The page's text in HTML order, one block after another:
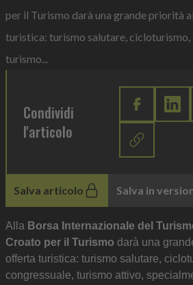
per il Turismo darà una grande priorità
turistica: turismo salutare, cicloturismo,
turismo...
Condividi
l'articolo
Salva articolo Salva in
Alla Borsa Internazionale del
Croato per il Turismo darà una
offerta turistica: turismo salutare,
congressuale, turismo attivo,